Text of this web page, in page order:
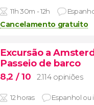
11h 30m - 12h
Cancelamento gratuito
Excursão a
Passeio de barco
8,2 / 10 2.114 opiniões
12 horas Espanhol ou